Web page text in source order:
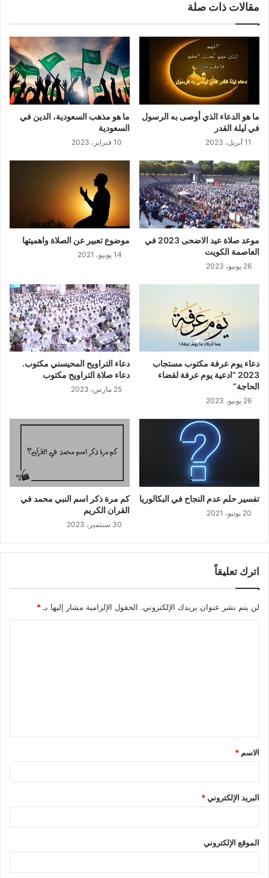
مقالات ذات صلة
ما هو الدعاء الذي أوصى به الرسول
في ليلة القدر
11 أبريل، 2023
ما هو مذهب السعودية، الدين في
السعودية
10 فبراير، 2023
موعد صلاة عيد الاضحى 2023 في
العاصمة الكويت
26 يونيو، 2023
موضوع تعبير عن الصلاة واهميتها
14 يونيو، 2021
دعاء يوم عرفة مكتوب مستجاب
2023 “ادعية يوم عرفة لقضاء
الحاجة”
26 يونيو، 2023
دعاء التراويح المحيسني مكتوب.
دعاء صلاة التراويح مكتوب
25 مارس، 2023
تفسير حلم عدم النجاح في البكالوريا
20 يونيو، 2021
كم مرة ذكر اسم النبي محمد في
القران الكريم
30 سبتمبر، 2023
اترك تعليقاً
لن يتم نشر عنوان بريدك الإلكتروني. الحقول الإلزامية مشار إليها بـ*
ق
*
الاسم *
البريد الإلكتروني*
الموقع الإلكتروني